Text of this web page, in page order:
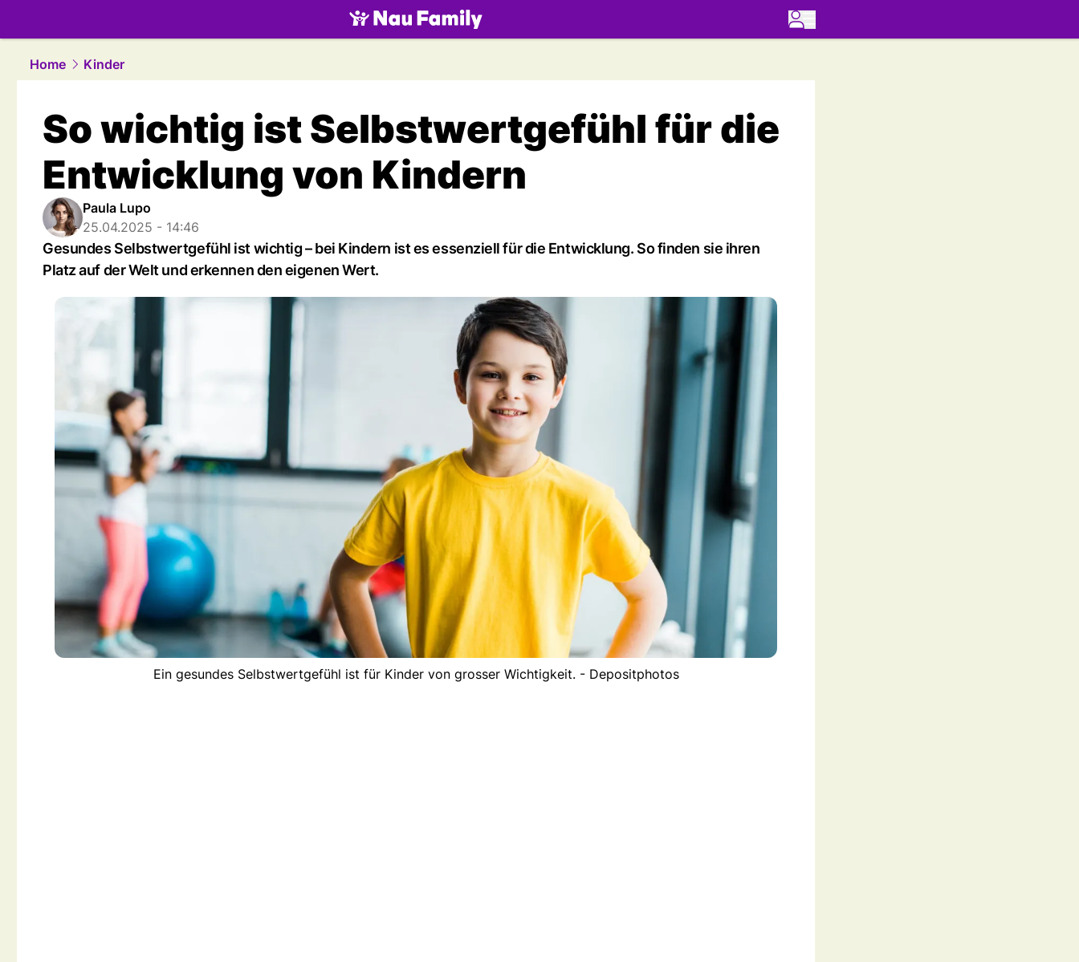
family.NAU.ch
Home
Kinder
So wichtig ist Selbstwertgefühl für die
Entwicklung von Kindern
Paula Lupo
25.04.2025 - 14:46
Gesundes Selbstwertgefühl ist wichtig – bei Kindern ist es essenziell für die Entwicklung. So finden sie ihren
Platz auf der Welt und erkennen den eigenen Wert.
Ein gesundes Selbstwertgefühl ist für Kinder von grosser Wichtigkeit. - Depositphotos